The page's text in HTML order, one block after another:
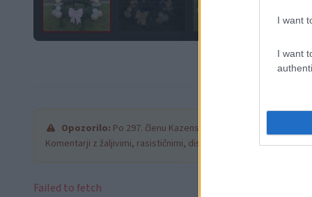
I want
I want
Opozorilo: Po 297. členu Kazenskega zakonika je
Komentarji z žaljivimi, rasističnimi, diskriminatornimi ali
Failed to fetch